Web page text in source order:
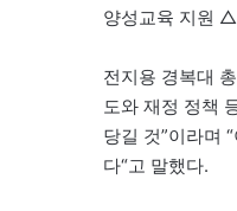
양성교육 지원
전지용 경복대
도와 재정 정책
당길 것”이라며
다“고 말했다.